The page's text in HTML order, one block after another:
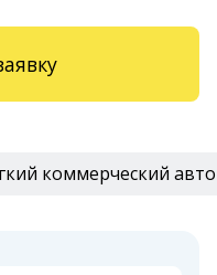
коммерческий